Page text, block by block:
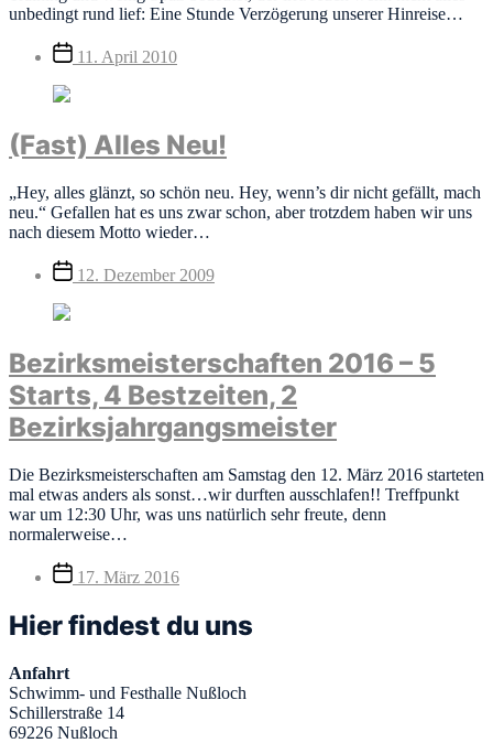
unbedingt rund lief: Eine Stunde Verzögerung unserer Hinreise…
Veröffentlichungsdatum
11. April 2010
(Fast) Alles Neu!
„Hey, alles glänzt, so schön neu. Hey, wenn’s dir nicht gefällt, mach
neu.“ Gefallen hat es uns zwar schon, aber trotzdem haben wir uns
nach diesem Motto wieder…
Veröffentlichungsdatum
12. Dezember 2009
Bezirksmeisterschaften 2016 – 5
Starts, 4 Bestzeiten, 2
Bezirksjahrgangsmeister
Die Bezirksmeisterschaften am Samstag den 12. März 2016 starteten
mal etwas anders als sonst…wir durften ausschlafen!! Treffpunkt
war um 12:30 Uhr, was uns natürlich sehr freute, denn
normalerweise…
Veröffentlichungsdatum
17. März 2016
Hier findest du uns
Anfahrt
Schwimm- und Festhalle Nußloch
Schillerstraße 14
69226 Nußloch